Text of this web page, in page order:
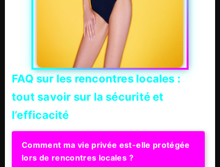
FAQ sur les rencontres locales :
tout savoir sur la sécurité et
l’efficacité
Comment ma vie privée est-elle protégée
lors de rencontres locales ?